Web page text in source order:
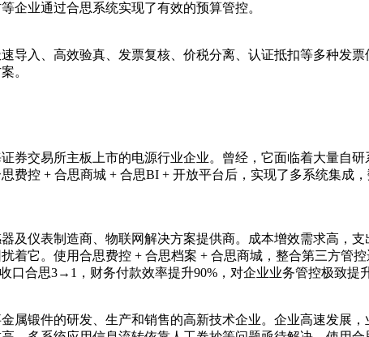
企业通过合思系统实现了有效的预算管控。
导入、高效验真、发票复核、价税分离、认证抵扣等多种发
。
券交易所主板上市的电源行业企业。曾经，它面临着大量自
费控 + 合思商城 + 合思BI + 开放平台后，实现了多系统集成
及仪表制造商、物联网解决方案提供商。成本增效需求高，
着它。使用合思费控 + 合思档案 + 合思商城，整合第三方管
口合思3→1，财务付款效率提升90%，对企业业务管控极致提
属锻件的研发、生产和销售的高新技术企业。企业高速发展